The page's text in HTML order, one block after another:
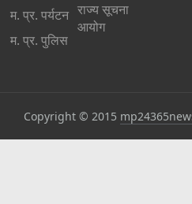
म. प्र. पर्यटन
म. प्र. पुलिस
राज्य सूचना
आयोग
Copyright © 2015